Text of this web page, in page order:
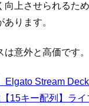
向上させられるた
ります。
意外と高価です。
Elgato Stream
15キー配列】ラ